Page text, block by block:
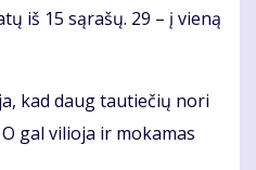
iš 15 są­ra­šų. 29 – į vie­ną
kad daug tau­tie­čių no­ri
gal vi­lio­ja ir mo­ka­mas